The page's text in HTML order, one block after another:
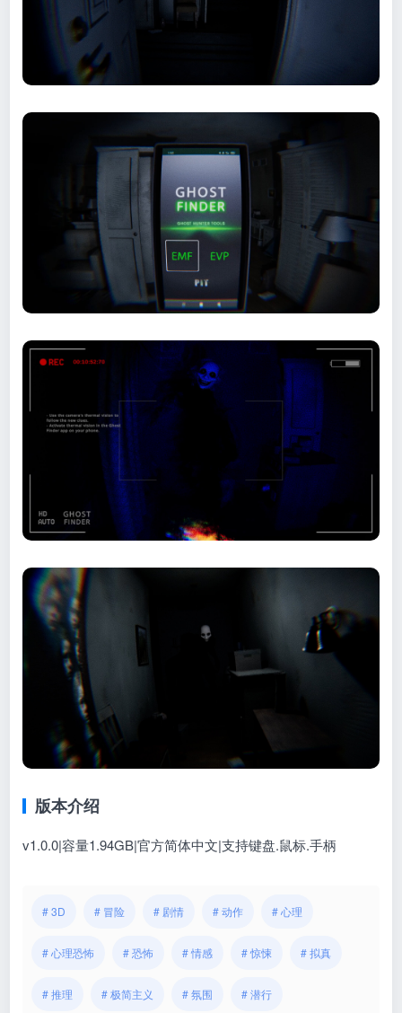
版本介绍
v1.0.0|容量1.94GB|官方简体中文|支持键盘.鼠标.手柄
# 3D # 冒险 # 剧情 # 动作 # 心理
# 心理恐怖 # 恐怖 # 情感 # 惊悚 # 拟真
# 推理 # 极简主义 # 氛围 # 潜行